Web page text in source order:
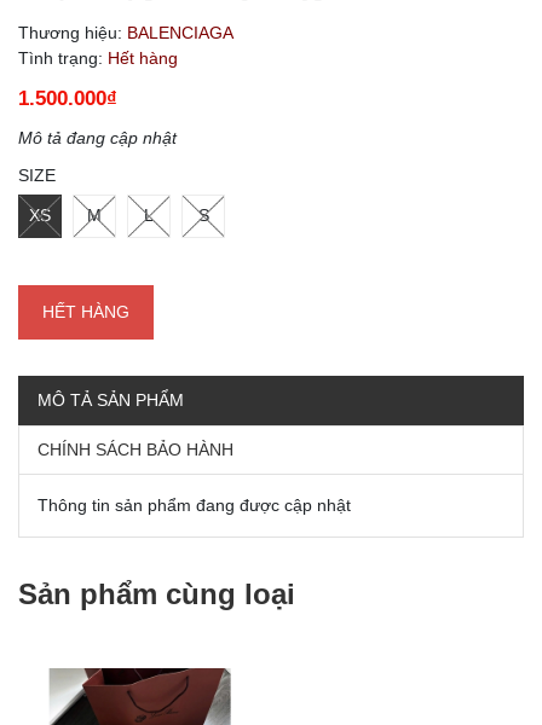
Thương hiệu: BALENCIAGA
Tình trạng: Hết hàng
1.500.000₫
Mô tả đang cập nhật
SIZE
XS M L S
HẾT HÀNG
MÔ TẢ SẢN PHẨM
CHÍNH SÁCH BẢO HÀNH
Thông tin sản phẩm đang được cập nhật
Sản phẩm cùng loại